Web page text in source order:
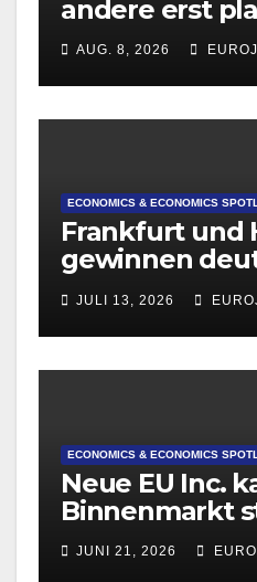
andere erst
AUG. 8, 2026
ECONOMICS & ECONOMICS
Frankfurt und
gewinnen
Attraktivität für
Gründungen
JULI 13, 2026
ECONOMICS & ECONOMICS
Neue EU Inc.
Binnenmarkt
JUNI 21, 2026